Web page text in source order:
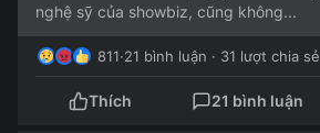
nghệ sỹ của showbiz, cũng không...
811·21 bình luận · 31 lượt chia sẻ
Thích 21 bình luận